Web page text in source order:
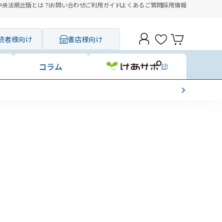
央法規出版とは？お問い合わせご利用ガイドよくあるご質問採用情報
者様向け 書店様向け
コラム